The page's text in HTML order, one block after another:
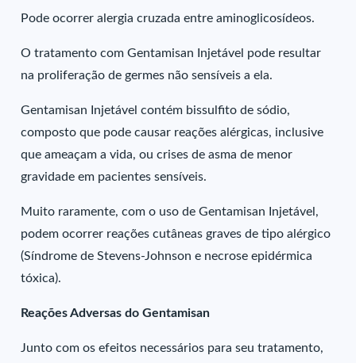
Pode ocorrer alergia cruzada entre aminoglicosídeos.
O tratamento com Gentamisan Injetável pode resultar
na proliferação de germes não sensíveis a ela.
Gentamisan Injetável contém bissulfito de sódio,
composto que pode causar reações alérgicas, inclusive
que ameaçam a vida, ou crises de asma de menor
gravidade em pacientes sensíveis.
Muito raramente, com o uso de Gentamisan Injetável,
podem ocorrer reações cutâneas graves de tipo alérgico
(Síndrome de Stevens-Johnson e necrose epidérmica
tóxica).
Reações Adversas do Gentamisan
Junto com os efeitos necessários para seu tratamento,